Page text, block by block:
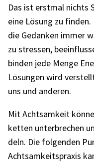
Das ist erst­mal nichts
eine Lösung zu
die Gedan­ken immer
zu stres­sen,
binden jede Menge
Lösun­gen wird
uns und ande­ren.
Mit Acht­sam­keit
ket­ten unter­bre­chen
deln. Die folgen­den
Acht­sam­keits­pra­xis